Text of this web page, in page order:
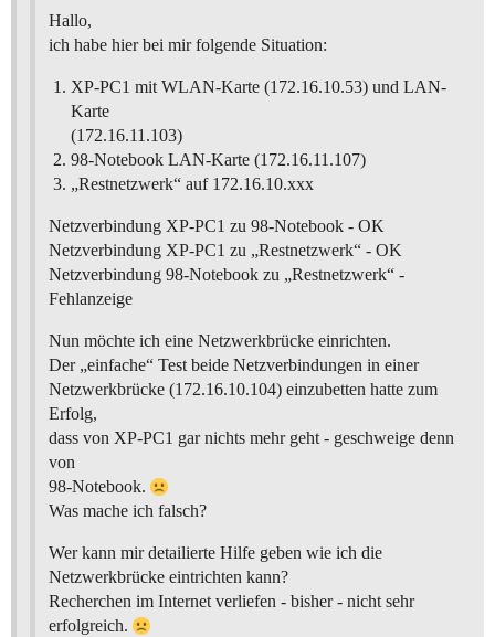
Hallo,
ich habe hier bei mir folgende Situation:
XP-PC1 mit WLAN-Karte (172.16.10.53) und LAN-
Karte
(172.16.11.103)
98-Notebook LAN-Karte (172.16.11.107)
„Restnetzwerk“ auf 172.16.10.xxx
Netzverbindung XP-PC1 zu 98-Notebook - OK
Netzverbindung XP-PC1 zu „Restnetzwerk“ - OK
Netzverbindung 98-Notebook zu „Restnetzwerk“ -
Fehlanzeige
Nun möchte ich eine Netzwerkbrücke einrichten.
Der „einfache“ Test beide Netzverbindungen in einer
Netzwerkbrücke (172.16.10.104) einzubetten hatte zum
Erfolg,
dass von XP-PC1 gar nichts mehr geht - geschweige denn
von
98-Notebook.
Was mache ich falsch?
Wer kann mir detailierte Hilfe geben wie ich die
Netzwerkbrücke eintrichten kann?
Recherchen im Internet verliefen - bisher - nicht sehr
erfolgreich.